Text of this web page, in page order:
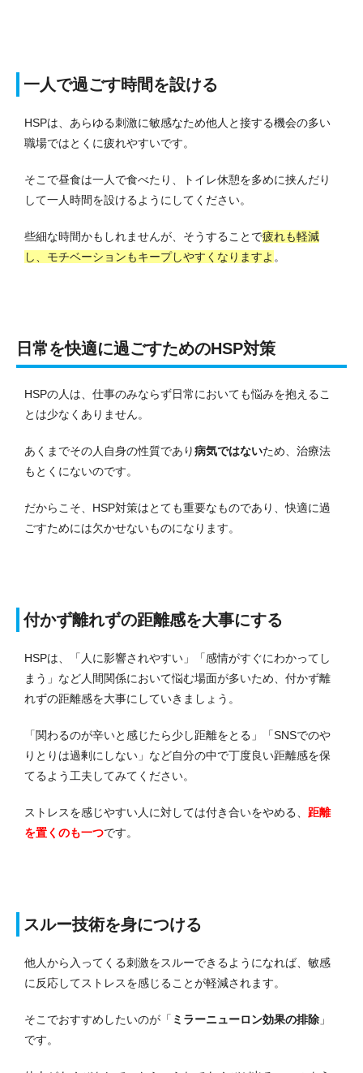
一人で過ごす時間を設ける
HSPは、あらゆる刺激に敏感なため他人と接する機会の多い
職場ではとくに疲れやすいです。
そこで昼食は一人で食べたり、トイレ休憩を多めに挟んだり
して一人時間を設けるようにしてください。
些細な時間かもしれませんが、そうすることで疲れも軽減
し、モチベーションもキープしやすくなりますよ 。
日常を快適に過ごすためのHSP対策
HSPの人は、仕事のみならず日常においても悩みを抱えるこ
とは少なくありません。
あくまでその人自身の性質であり病気ではないため、治療法
もとくにないのです。
だからこそ、HSP対策はとても重要なものであり、快適に過
ごすためには欠かせないものになります。
付かず離れずの距離感を大事にする
HSPは、「人に影響されやすい」「感情がすぐにわかってし
まう」など人間関係において悩む場面が多いため、付かず離
れずの距離感を大事にしていきましょう。
「関わるのが辛いと感じたら少し距離をとる」「SNSでのや
りとりは過剰にしない」など自分の中で丁度良い距離感を保
てるよう工夫してみてください。
ストレスを感じやすい人に対しては付き合いをやめる、 距離
を置くのも一つです。
スルー技術を身につける
他人から入ってくる刺激をスルーできるようになれば、敏感
に反応してストレスを感じることが軽減されます。
そこでおすすめしたいのが「 ミラーニューロン効果の排除 」
です。